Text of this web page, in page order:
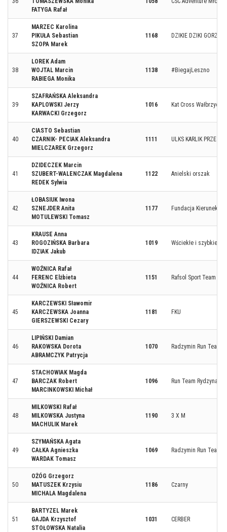
FATYGA Rafał
37
MARZEC Karolina
PIKUŁA Sebastian
SZOPA Marek
1168 DZIKIE DZIKI GORZÓW
38
LOREK Adam
WOJTAL Marcin
RABIEGA Monika
1138 #BiegajLeszno
39
SZAFRAŃSKA Aleksandra
KAPLOWSKI Jerzy
KARWACKI Grzegorz
1016 Kat Cross Wałbrzych
40
CIASTO Sebastian
CZARNIK- PECIAK Aleksandra
MIELCZAREK Grzegorz
1111 ULKS KARLIK
41
DZIDECZEK Marcin
SZUBERT-WALENCZAK Magdalena
REDEK Sylwia
1122 Anielski orszak
42
ŁOBASIUK Iwona
SZNEJDER Anita
MOTULEWSKI Tomasz
1177 Fundacja Kierunek
43
KRAUSE Anna
ROGOZIŃSKA Barbara
IDZIAK Jakub
1019 Wściekłe i szybkie
44
WOŹNICA Rafał
FERENC Elżbieta
WOŹNICA Robert
1151 Rafsol Sport Team
45
KARCZEWSKI Sławomir
KARCZEWSKA Joanna
GIERSZEWSKI Cezary
1181 FKU
46
LIPIŃSKI Damian
RAKOWSKA Dorota
ABRAMCZYK Patrycja
1070 Radzymin Run Team 3
47
STACHOWIAK Magda
BARCZAK Robert
MARCINKOWSKI Michał
1096 Run Team Rydzyna
48
MILKOWSKI Rafał
MILKOWSKA Justyna
MACHULIK Marek
1190 3 X M
49
SZYMAŃSKA Agata
CAŁKA Agnieszka
WARDAK Tomasz
1069 Radzymin Run Team 2
50
OŻÓG Grzegorz
MATUSZEK Krzysiu
MICHALA Magdalena
1186 Czarny
51
BARTYZEL Marek
GAJDA Krzysztof
STOŁOWSKA Natalia
1031 CERBER